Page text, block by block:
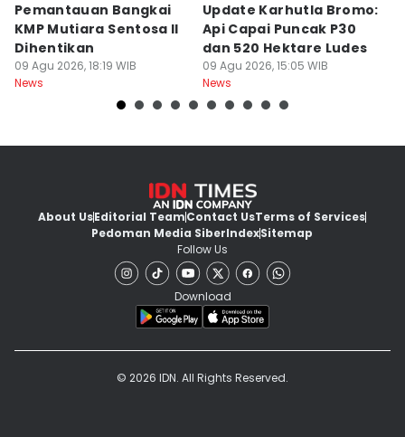
Pemantauan Bangkai
KMP Mutiara Sentosa II
Dihentikan
09 Agu 2026, 18:19 WIB
News
Update Karhutla Bromo:
Api Capai Puncak P30
dan 520 Hektare Ludes
09 Agu 2026, 15:05 WIB
News
About UsEditorial TeamContact UsTerms of Services
Pedoman Media SiberIndexSitemap
Follow Us
Download
© 2026 IDN. All Rights Reserved.